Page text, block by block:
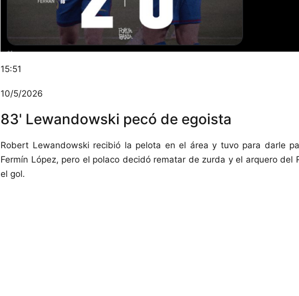
15:51
10/5/2026
83' Lewandowski pecó de egoista
Robert Lewandowski recibió la pelota en el área y tuvo para darle
Fermín López, pero el polaco decidó rematar de zurda y el arquero del
el gol.